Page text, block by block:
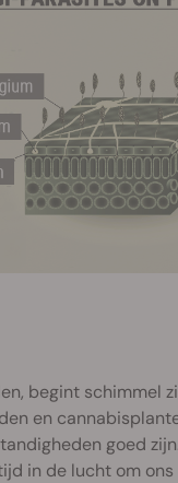
begint schimmel
en
goed
in de lucht om ons